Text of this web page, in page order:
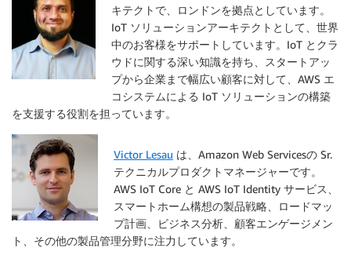
キテクトで、ロンドンを拠点としています。
IoT ソリューションアーキテクトとして、世界
中のお客様をサポートしています。IoT とクラ
ウドに関する深い知識を持ち、スタートアッ
プから企業まで幅広い顧客に対して、AWS エ
コシステムによる IoT ソリューションの構築
を支援する役割を担っています。
Victor Lesau は、Amazon Web Servicesの Sr.
テクニカルプロダクトマネージャーです。
AWS IoT Core と AWS IoT Identity サービス、
スマートホーム構想の製品戦略、ロードマッ
プ計画、ビジネス分析、顧客エンゲージメン
ト、その他の製品管理分野に注力しています。